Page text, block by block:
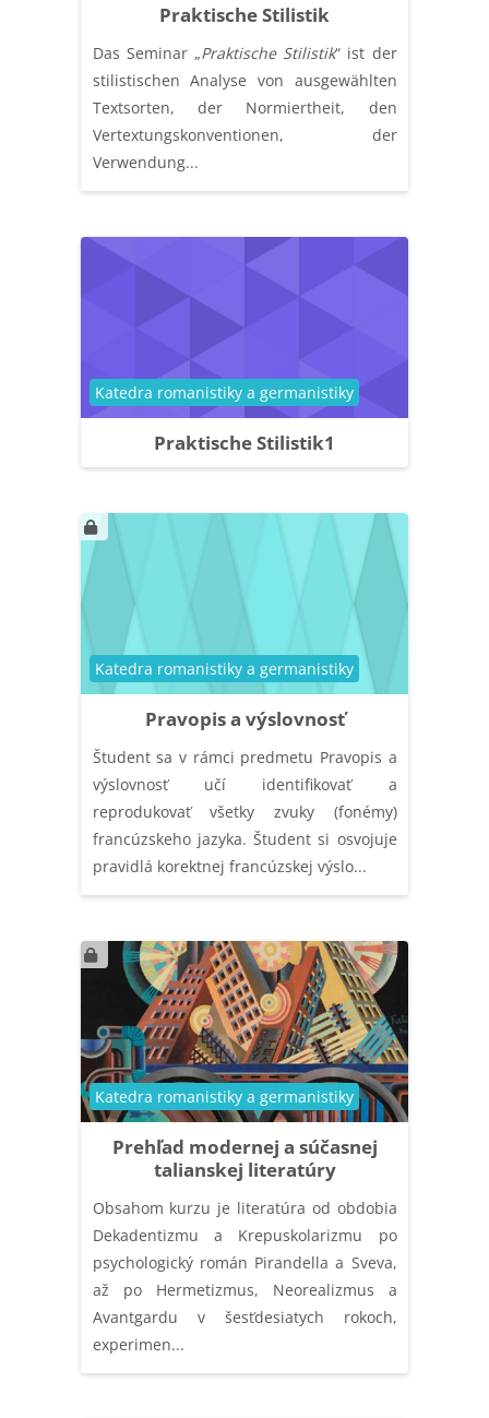
Praktische Stilistik
Das Seminar „Praktische Stilistik“ ist der
stilistischen Analyse von ausgewählten
Textsorten, der Normiertheit, den
Vertextungskonventionen, der
Verwendung...
Praktische Stilistik1
Kategória kurzu
Katedra romanistiky a germanistiky
Pravopis a výslovnosť
Kategória kurzu
Katedra romanistiky a germanistiky
Študent sa v rámci predmetu Pravopis a
výslovnosť učí identifikovať a
reprodukovať všetky zvuky (fonémy)
francúzskeho jazyka. Študent si osvojuje
pravidlá korektnej francúzskej výslo...
Prehľad modernej a súčasnej
talianskej literatúry
Kategória kurzu
Katedra romanistiky a germanistiky
Obsahom kurzu je literatúra od obdobia
Dekadentizmu a Krepuskolarizmu po
psychologický román Pirandella a Sveva,
až po Hermetizmus, Neorealizmus a
Avantgardu v šesťdesiatych rokoch,
experimen...